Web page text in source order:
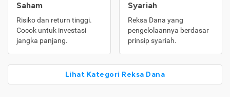
Saham
Risiko dan return tinggi.
Cocok untuk investasi
jangka panjang.
Syariah
Reksa Dana yang
pengelolaannya berdasar
prinsip syariah.
Lihat Kategori Reksa Dana